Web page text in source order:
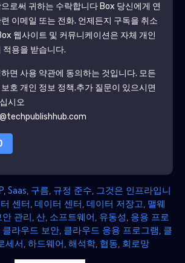
로써 귀하는 수락합니다 Box 당신에게 연
이메일 또는 전화. 언제든지 구독을 취소
웹사이트 및 커뮤니케이션은 자체 개인
적용을 받습니다.
면 사용 약관에 동의하는 것입니다. 모든
호 개인 정보 정책.추가 질문이 있으시면
시오
Saas 구름 규정 준수 그것은 인프라입니
센터 데이터 센터 데이터 저장고 맬웨
안 관리 산 소프트웨어 유동성 응용 프로
클라우드 보안 클라우드 응용 프로그램 클
세서 하드웨어 해석학 협동 회로망